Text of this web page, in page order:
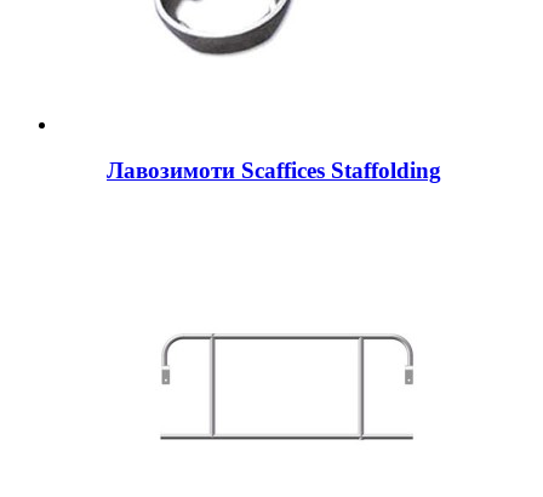
Лавозимоти Scaffices Staffolding